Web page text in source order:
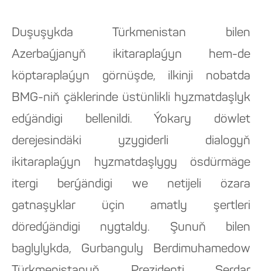
Duşuşykda Türkmenistan bilen
Azerbaýjanyň ikitaraplaýyn hem-de
köptaraplaýyn görnüşde, ilkinji nobatda
BMG-niň çäklerinde üstünlikli hyzmatdaşlyk
edýändigi bellenildi. Ýokary döwlet
derejesindäki yzygiderli dialogyň
ikitaraplaýyn hyzmatdaşlygy ösdürmäge
itergi berýändigi we netijeli özara
gatnaşyklar üçin amatly şertleri
döredýändigi nygtaldy. Şunuň bilen
baglylykda, Gurbanguly Berdimuhamedow